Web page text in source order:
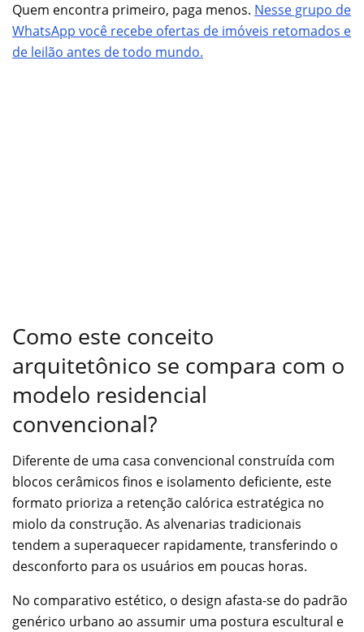
Quem encontra primeiro, paga menos. Nesse grupo de
WhatsApp você recebe ofertas de imóveis retomados e
de leilão antes de todo mundo.
Como este conceito
arquitetônico se compara com o
modelo residencial
convencional?
Diferente de uma casa convencional construída com
blocos cerâmicos finos e isolamento deficiente, este
formato prioriza a retenção calórica estratégica no
miolo da construção. As alvenarias tradicionais
tendem a superaquecer rapidamente, transferindo o
desconforto para os usuários em poucas horas.
No comparativo estético, o design afasta-se do padrão
genérico urbano ao assumir uma postura escultural e